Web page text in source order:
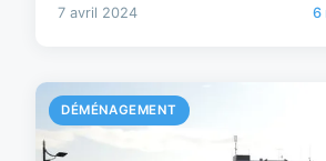
7 avril 2024 6
DÉMÉNAGEMENT